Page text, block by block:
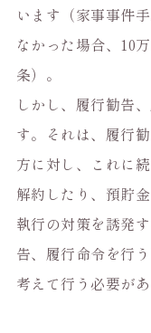
います（家事事件
なかった場合、10
条）。
しかし、履行勧告
す。それは、履行
方に対し、これに
解約したり、預貯
執行の対策を誘発
告、履行命令を行
考えて行う必要があ